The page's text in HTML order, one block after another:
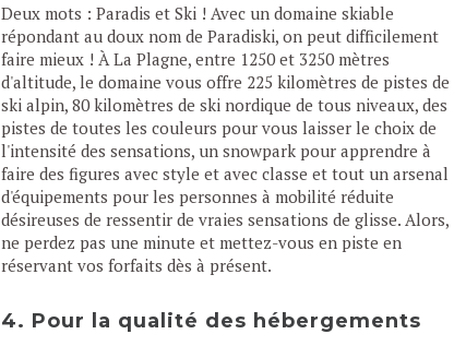
Deux mots : Paradis et Ski ! Avec un domaine skiable
répondant au doux nom de Paradiski, on peut difficilement
faire mieux ! À La Plagne, entre 1250 et 3250 mètres
d'altitude, le domaine vous offre 225 kilomètres de pistes de
ski alpin, 80 kilomètres de ski nordique de tous niveaux, des
pistes de toutes les couleurs pour vous laisser le choix de
l'intensité des sensations, un snowpark pour apprendre à
faire des figures avec style et avec classe et tout un arsenal
d'équipements pour les personnes à mobilité réduite
désireuses de ressentir de vraies sensations de glisse. Alors,
ne perdez pas une minute et mettez-vous en piste en
réservant vos forfaits dès à présent.
4. Pour la qualité des hébergements